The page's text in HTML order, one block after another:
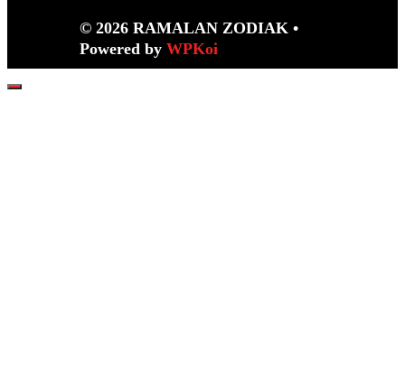
© 2026 RAMALAN ZODIAK •
Powered by WPKoi
Close